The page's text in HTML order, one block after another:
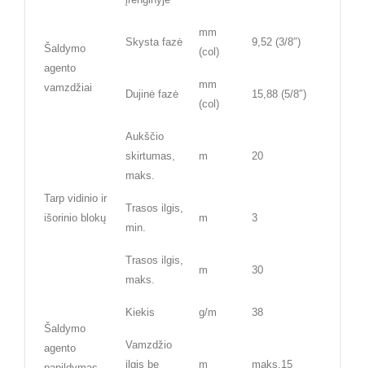
Šaldymo
agento
vamzdžiai
Skysta fazė
mm
(col)
9,52 (3/8″)
Dujinė fazė
mm
(col)
15,88 (5/8″)
Tarp vidinio ir
išorinio blokų
Aukščio
skirtumas,
maks.
m 20
Trasos ilgis,
min.
m 3
Trasos ilgis,
maks.
m 30
Šaldymo
agento
Kiekis g/m 38
Vamzdžio
ilgis be
m maks.15